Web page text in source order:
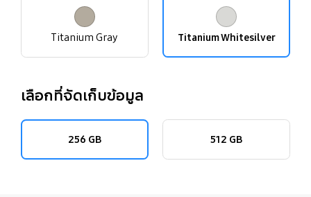
Titanium Gray Titanium Whitesilver
เลือกที่จัดเก็บข้อมูล
256 GB 512 GB